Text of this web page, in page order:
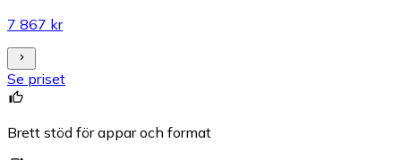
7 867 kr
Se priset
Brett stöd för appar och format